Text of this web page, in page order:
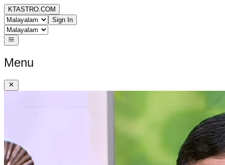
KTASTRO.COM
Sign In
Menu